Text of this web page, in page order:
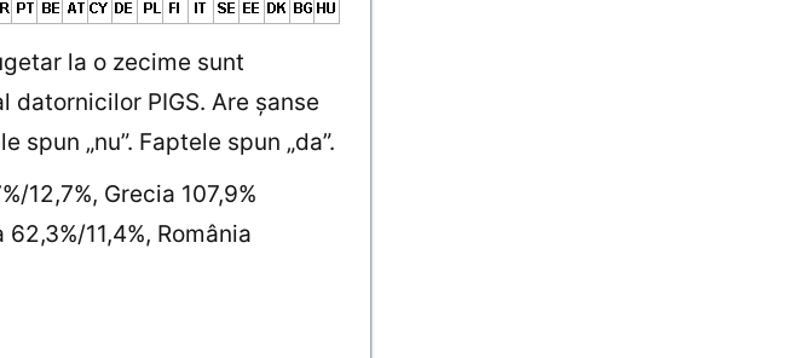
la o zecime sunt
PIGS. Are şanse
spun „nu”. Faptele spun „da”.
12,7%, Grecia 107,9%
62,3%/11,4%, România